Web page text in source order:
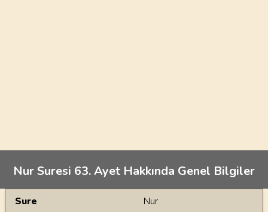
Nur Suresi 63. Ayet Hakkında Genel Bilgiler
Genel Bilgiler
Sure
Nur